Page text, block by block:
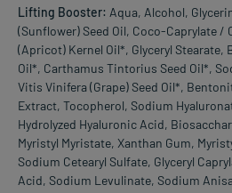
Lifting Booster: Aqua, Alcohol,
(Sunflower) Seed Oil, Coco-Caprylate /
(Apricot) Kernel Oil*, Glyceryl Stearate,
Oil*, Carthamus Tintorius Seed Oil*,
Vitis Vinifera (Grape) Seed Oil*,
Extract, Tocopherol, Sodium
Hydrolyzed Hyaluronic Acid,
Myristyl Myristate, Xanthan Gum,
Sodium Cetearyl Sulfate, Glyceryl
Acid, Sodium Levulinate, Sodium